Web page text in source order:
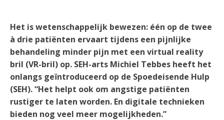
Het is wetenschappelijk bewezen: één op de twee
à drie patiënten ervaart tijdens een pijnlijke
behandeling minder pijn met een virtual reality
bril (VR-bril) op. SEH-arts Michiel Tebbes heeft het
onlangs geïntroduceerd op de Spoedeisende Hulp
(SEH). “Het helpt ook om angstige patiënten
rustiger te laten worden. En digitale technieken
bieden nog veel meer mogelijkheden.”